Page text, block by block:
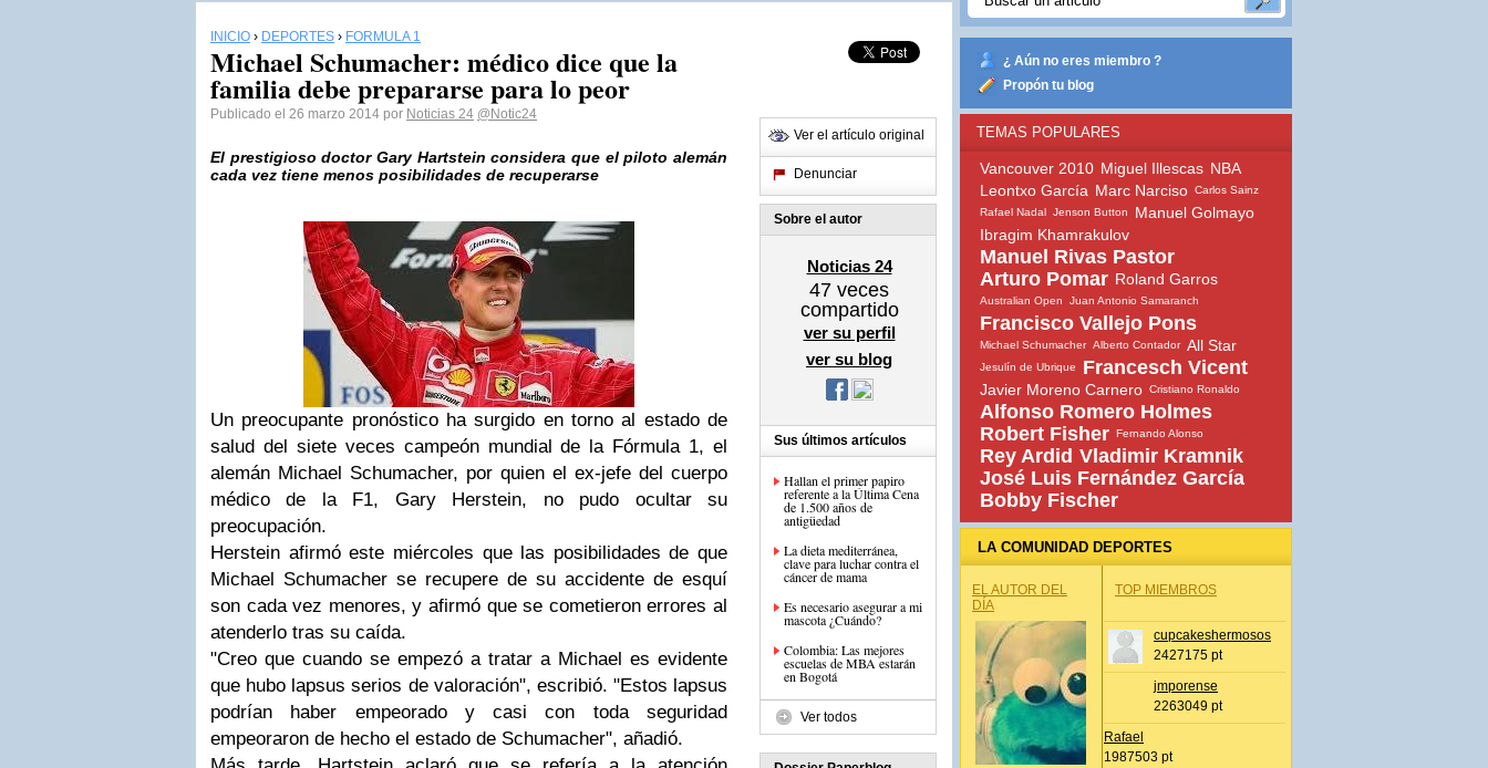
INICIO › DEPORTES › FÓRMULA 1
Michael Schumacher: médico dice que la
familia debe prepararse para lo peor
Publicado el 26 marzo 2014 por Noticias 24 @Notic24
El prestigioso doctor Gary Hartstein considera que el piloto alemán
cada vez tiene menos posibilidades de recuperarse
Un preocupante pronóstico ha surgido en torno al estado de
salud del siete veces campeón mundial de la Fórmula 1, el
alemán Michael Schumacher, por quien el ex-jefe del cuerpo
médico de la F1, Gary Herstein, no pudo ocultar su
preocupación.
Herstein afirmó este miércoles que las posibilidades de que
Michael Schumacher se recupere de su accidente de esquí
son cada vez menores, y afirmó que se cometieron errores al
atenderlo tras su caída.
"Creo que cuando se empezó a tratar a Michael es evidente
que hubo lapsus serios de valoración", escribió. "Estos lapsus
podrían haber empeorado y casi con toda seguridad
empeoraron de hecho el estado de Schumacher", añadió.
Ver el artículo original
Denunciar
Sobre el autor
Noticias 24
47 veces
compartido
ver su perfil
ver su blog
Sus últimos artículos
Hallan el primer papiro
referente a la Última Cena
de 1.500 años de
antigüedad
La dieta mediterránea,
clave para luchar contra el
cáncer de mama
Es necesario asegurar a mi
mascota ¿Cuándo?
Colombia: Las mejores
escuelas de MBA estarán
en Bogotá
Ver todos
¿ Aún no eres miembro ?
Propón tu blog
TEMAS POPULARES
Vancouver 2010 Miguel Illescas NBA
Leontxo García Marc Narciso Carlos Sainz
Rafael Nadal Jenson Button
Manuel Golmayo
Ibragim Khamrakulov
Manuel Rivas Pastor
Arturo Pomar Roland Garros
Australian Open Juan Antonio Samaranch
Francisco Vallejo Pons
Michael Schumacher Alberto Contador All Star
Jesulín de Ubrique Francesch Vicent
Javier Moreno Carnero Cristiano Ronaldo
Alfonso Romero Holmes
Robert Fisher Fernando Alonso
Rey Ardid Vladimir Kramnik
José Luis Fernández García
Bobby Fischer
LA COMUNIDAD DEPORTES
EL AUTOR DEL
DÍA
TOP MIEMBROS
cupcakeshermosos
2427175 pt
jmporense
2263049 pt
Rafael
1987503 pt